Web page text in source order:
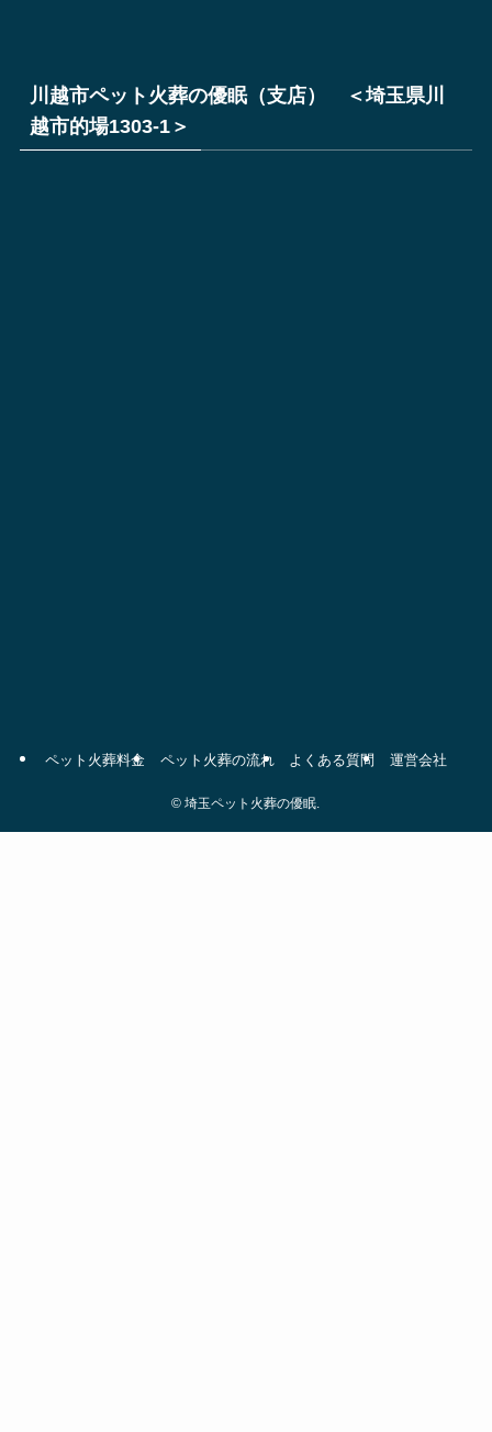
川越市ペット火葬の優眠（支店） ＜埼玉県川
越市的場1303-1＞
ペット火葬料金 ペット火葬の流れ よくある質問 運営会社
© 埼玉ペット火葬の優眠.